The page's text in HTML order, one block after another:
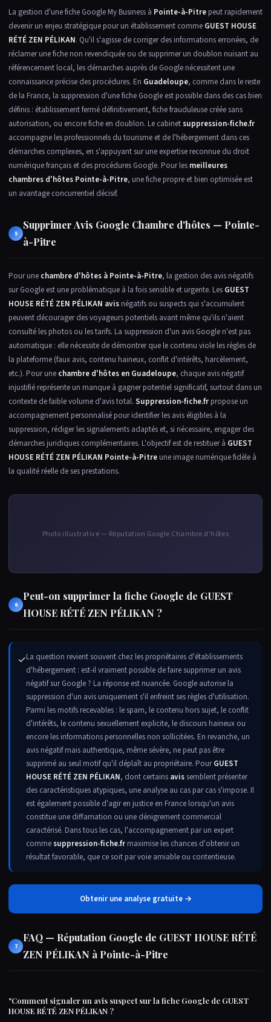
La gestion d'une fiche Google My Business à Pointe-à-Pitre peut rapidement
devenir un enjeu stratégique pour un établissement comme GUEST HOUSE
RÉTÉ ZEN PÉLIKAN. Qu'il s'agisse de corriger des informations erronées, de
réclamer une fiche non revendiquée ou de supprimer un doublon nuisant au
référencement local, les démarches auprès de Google nécessitent une
connaissance précise des procédures. En Guadeloupe, comme dans le reste
de la France, la suppression d'une fiche Google est possible dans des cas bien
définis : établissement fermé définitivement, fiche frauduleuse créée sans
autorisation, ou encore fiche en doublon. Le cabinetsuppression-fiche.fr
accompagne les professionnels du tourisme et de l'hébergement dans ces
démarches complexes, en s'appuyant sur une expertise reconnue du droit
numérique français et des procédures Google. Pour les meilleures
chambres d'hôtes Pointe-à-Pitre, une fiche propre et bien optimisée est
un avantage concurrentiel décisif.
5
Supprimer Avis Google Chambre d'hôtes — Pointe-
à-Pitre
Pour une chambre d'hôtes à Pointe-à-Pitre, la gestion des avis négatifs
sur Google est une problématique à la fois sensible et urgente. Les GUEST
HOUSE RÉTÉ ZEN PÉLIKAN avis négatifs ou suspects qui s'accumulent
peuvent décourager des voyageurs potentiels avant même qu'ils n'aient
consulté les photos ou les tarifs. La suppression d'un avis Google n'est pas
automatique : elle nécessite de démontrer que le contenu viole les règles de
la plateforme (faux avis, contenu haineux, conflit d'intérêts, harcèlement,
etc.). Pour une chambre d'hôtes en Guadeloupe, chaque avis négatif
injustifié représente un manque à gagner potentiel significatif, surtout dans un
contexte de faible volume d'avis total. Suppression-fiche.fr propose un
accompagnement personnalisé pour identifier les avis éligibles à la
suppression, rédiger les signalements adaptés et, si nécessaire, engager des
démarches juridiques complémentaires. L'objectif est de restituer à GUEST
HOUSE RÉTÉ ZEN PÉLIKAN Pointe-à-Pitre une image numérique fidèle à
la qualité réelle de ses prestations.
Photo illustrative — Réputation Google Chambre d'hôtes
6
Peut-on supprimer la fiche Google de GUEST
HOUSE RÉTÉ ZEN PÉLIKAN ?
✓La question revient souvent chez les propriétaires d'établissements
d'hébergement : est-il vraiment possible de faire supprimer un avis
négatif sur Google ? La réponse est nuancée. Google autorise la
suppression d'un avis uniquement s'il enfreint ses règles d'utilisation.
Parmi les motifs recevables : le spam, le contenu hors sujet, le conflit
d'intérêts, le contenu sexuellement explicite, le discours haineux ou
encore les informations personnelles non sollicitées. En revanche, un
avis négatif mais authentique, même sévère, ne peut pas être
supprimé au seul motif qu'il déplaît au propriétaire. PourGUEST
HOUSE RÉTÉ ZEN PÉLIKAN, dont certains avissemblent présenter
des caractéristiques atypiques, une analyse au cas par cas s'impose. Il
est également possible d'agir en justice en France lorsqu'un avis
constitue une diffamation ou une dénigrement commercial
caractérisé. Dans tous les cas, l'accompagnement par un expert
commesuppression-fiche.fr maximise les chances d'obtenir un
résultat favorable, que ce soit par voie amiable ou contentieuse.
Obtenir une analyse gratuite →
7
FAQ — Réputation Google de GUEST HOUSE RÉTÉ
ZEN PÉLIKAN à Pointe-à-Pitre
"Comment signaler un avis suspect sur la fiche Google de GUEST
HOUSE RÉTÉ ZEN PÉLIKAN ?